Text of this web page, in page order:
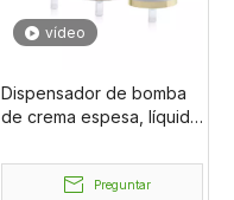
vídeo
Dispensador de bomba
de crema espesa, líquido
gran oferta de fábrica,
sin derrames, 24 cremas
Preguntar